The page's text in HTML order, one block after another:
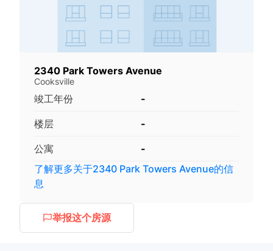
2340 Park Towers Avenue
Cooksville
竣工年份 -
楼层 -
公寓
-
了解更多关于2340 Park Towers Avenue的信
息
举报这个房源